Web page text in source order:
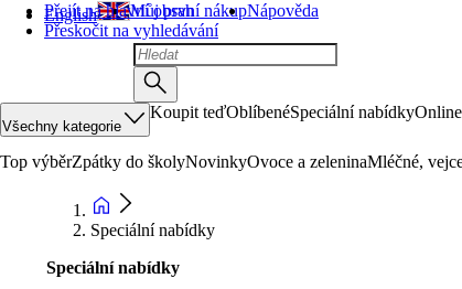
Přejít na hlavní obsah
Přeskočit na vyhledávání
English Můj první nákupNápověda
Všechny kategorie
Koupit teďOblíbenéSpeciální nabídky
Top výběrZpátky do školyNovinkyOvoce a zeleninaMléčné,
Speciální nabídky
Speciální nabídky